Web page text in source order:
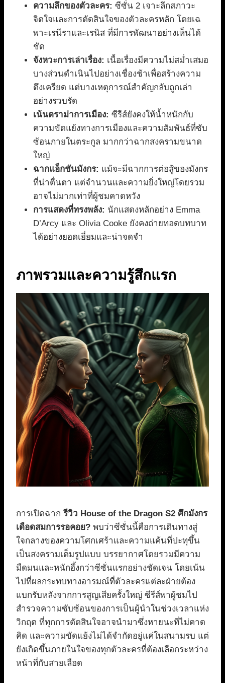
ความลึกของตัวละคร: ซีซั่น 2 เจาะลึกสภาวะ
จิตใจและการตัดสินใจของตัวละครหลัก โดยเฉ
พาะเรนีราและเรนิส ที่มีการพัฒนาอย่างเห็นได้
ชัด
จังหวะการเล่าเรื่อง: เนื้อเรื่องมีความไม่สม่ำเสมอ
บางส่วนดำเนินไปอย่างเชื่องช้าเพื่อสร้างความ
ตึงเครียด แต่บางเหตุการณ์สำคัญกลับถูกเล่า
อย่างรวบรัด
เน้นดราม่าการเมือง: ซีรีส์ยังคงให้น้ำหนักกับ
ความขัดแย้งทางการเมืองและความสัมพันธ์ที่ซับ
ซ้อนภายในตระกูล มากกว่าฉากสงครามขนาด
ใหญ่
ฉากแอ็กชันมังกร: แม้จะมีฉากการต่อสู้ของมังกร
ที่น่าตื่นตา แต่จำนวนและความยิ่งใหญ่โดยรวม
อาจไม่มากเท่าที่ผู้ชมคาดหวัง
การแสดงที่ทรงพลัง: นักแสดงหลักอย่าง Emma
D’Arcy และ Olivia Cooke ยังคงถ่ายทอดบทบาท
ได้อย่างยอดเยี่ยมและน่าจดจำ
ภาพรวมและความรู้สึกแรก
การเปิดฉากรีวิว House of the Dragon S2 ศึกมังกร
เดือดสมการรอคอย? พบว่าซีซั่นนี้คือการเดินทางสู่
ใจกลางของความโศกเศร้าและความแค้นที่ปะทุขึ้น
เป็นสงครามเต็มรูปแบบ บรรยากาศโดยรวมมีความ
มืดมนและหนักอึ้งกว่าซีซั่นแรกอย่างชัดเจน โดยเน้น
ไปที่ผลกระทบทางอารมณ์ที่ตัวละครแต่ละฝ่ายต้อง
แบกรับหลังจากการสูญเสียครั้งใหญ่ ซีรีส์พาผู้ชมไป
สำรวจความซับซ้อนของการเป็นผู้นำในช่วงเวลาแห่ง
วิกฤต ที่ทุกการตัดสินใจอาจนำมาซึ่งหายนะที่ไม่คาด
คิด และความขัดแย้งไม่ได้จำกัดอยู่แค่ในสนามรบ แต่
ยังเกิดขึ้นภายในใจของทุกตัวละครที่ต้องเลือกระหว่าง
หน้าที่กับสายเลือด